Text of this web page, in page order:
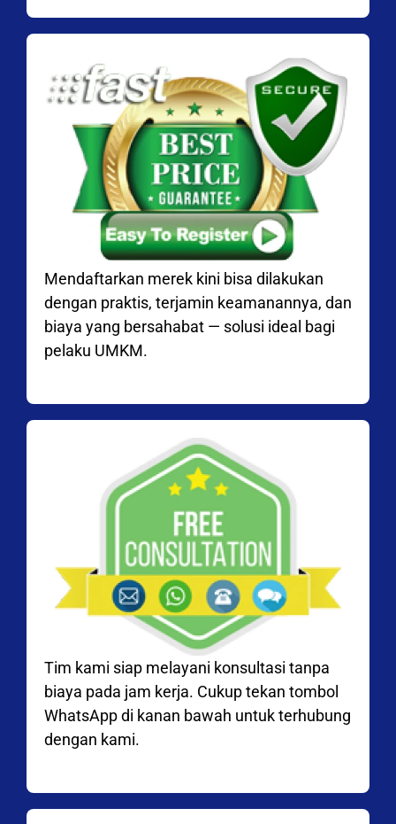
Mendaftarkan merek kini bisa dilakukan
dengan praktis, terjamin keamanannya, dan
biaya yang bersahabat — solusi ideal bagi
pelaku UMKM.
Tim kami siap melayani konsultasi tanpa
biaya pada jam kerja. Cukup tekan tombol
WhatsApp di kanan bawah untuk terhubung
dengan kami.